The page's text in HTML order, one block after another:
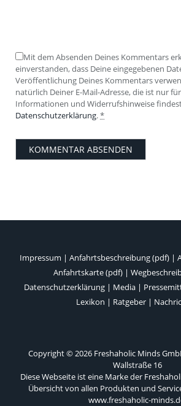
Mit dem Absenden Deines Kommentars
einverstanden, dass Deine eingegebenen
Veröffentlichung Deines Kommentars
natürlich Deiner E-Mail-Adresse, die ist nur
Informationen und Widerrufshinweise
Datenschutzerklärung.*
Impressum | Anfahrtsbeschreibung (pdf) |
Anfahrtskarte (pdf) |
Datenschutzerklärung | Media |
Lexikon | Ratgeber |
Copyright © 2026 Freshaholic Minds
Wallstraße 16
Diese Webseite ist eine Marke der
Übersicht von allen Produkten und
www.freshaholic-